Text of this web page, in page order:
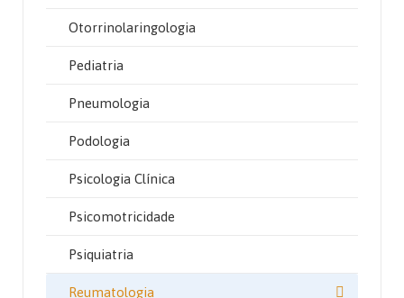
Otorrinolaringologia
Pediatria
Pneumologia
Podologia
Psicologia Clínica
Psicomotricidade
Psiquiatria
Reumatologia